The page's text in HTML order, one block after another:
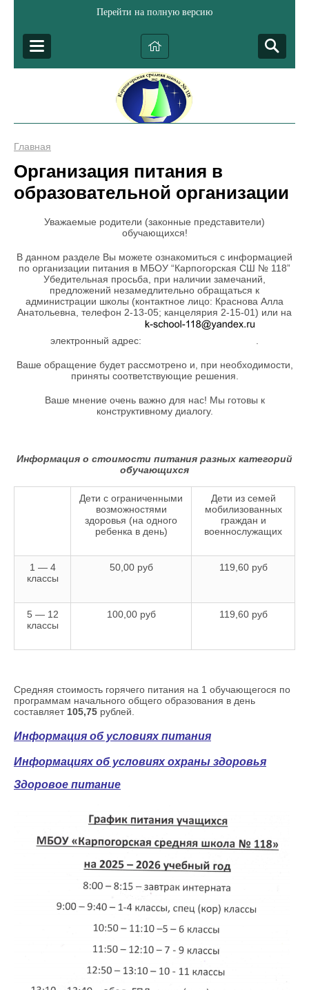
Перейти на полную версию
Главная
Организация питания в
образовательной организации
Уважаемые родители (законные представители)
обучающихся!
В данном разделе Вы можете ознакомиться с информацией
по организации питания в МБОУ “Карпогорская СШ № 118”
Убедительная просьба, при наличии замечаний,
предложений незамедлительно обращаться к
администрации школы (контактное лицо: Краснова Алла
Анатольевна, телефон 2-13-05; канцелярия 2-15-01) или на
электронный адрес:
Ваше обращение будет рассмотрено и, при необходимости,
приняты соответствующие решения.
Ваше мнение очень важно для нас! Мы готовы к
конструктивному диалогу.
Информация о стоимости питания разных категорий
обучающихся
Дети с ограниченными
возможностями
здоровья (на одного
ребенка в день)
Дети из семей
мобилизованных
граждан и
военнослужащих
1 — 4
классы
50,00 руб 119,60 руб
5 — 12
классы
100,00 руб 119,60 руб
Средняя стоимость горячего питания на 1 обучающегося по
программам начального общего образования в день
составляет 105,75 рублей.
Информация об условиях питания
Информациях об условиях охраны здоровья
Здоровое питание